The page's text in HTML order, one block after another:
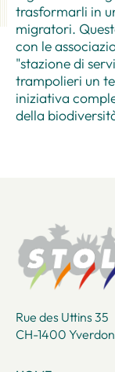
trasformarli in
migratori.
con le
"stazione di
trampolieri un
iniziativa
della
Rue des Uttins 35
CH-1400